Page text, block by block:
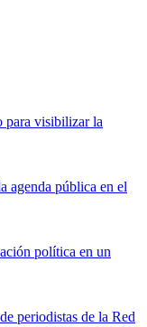
para visibilizar la
agenda pública en el
política en un
periodistas de la Red